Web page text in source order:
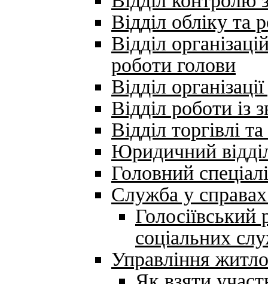
Відділ обліку та
Відділ
роботи голови
Відділ
Відділ роботи із
Відділ торгівлі
Юридичний
Головний
Служба у справах
Голосіївський
соціальних
Управління